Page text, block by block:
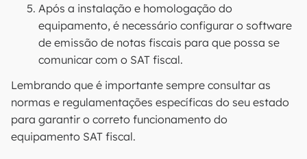
Após a instalação e homologação do
equipamento, é necessário configurar o software
de emissão de notas fiscais para que possa se
comunicar com o SAT fiscal.
Lembrando que é importante sempre consultar as
normas e regulamentações específicas do seu estado
para garantir o correto funcionamento do
equipamento SAT fiscal.